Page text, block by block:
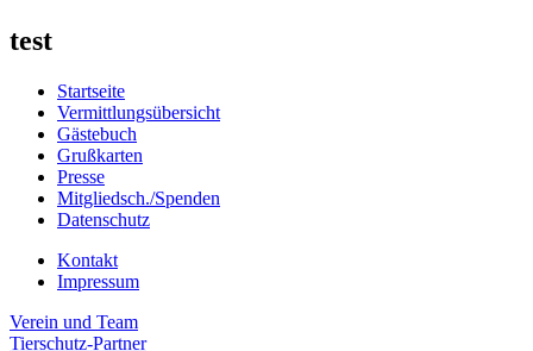
test
Startseite
Vermittlungsübersicht
Gästebuch
Grußkarten
Presse
Mitgliedsch./Spenden
Datenschutz
Kontakt
Impressum
Verein und Team
Tierschutz-Partner